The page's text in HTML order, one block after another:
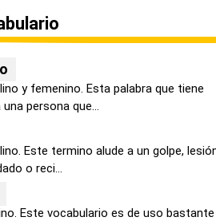
y femenino. Esta palabra que tiene
persona que...
Este termino alude a un golpe,
o reci...
Este vocabulario es de uso bastante